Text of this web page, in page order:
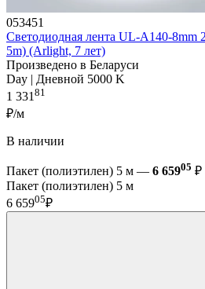
053451
Светодиодная лента UL-A140-8mm
5m) (Arlight, 7 лет)
Произведено в Беларуси
Day | Дневной 5000 K
1 33181
₽/м
В наличии
Пакет (полиэтилен) 5 м — 6 65905 ₽
Пакет (полиэтилен) 5 м
6 65905₽